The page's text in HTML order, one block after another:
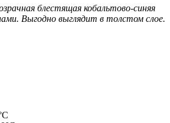
блестящая кобальтово‑синяя
Выгодно выглядит в толстом слое.